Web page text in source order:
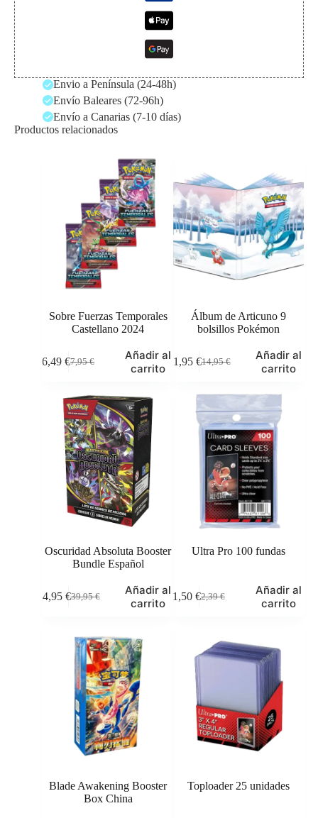
Envio a Península (24-48h)
Envío Baleares (72-96h)
Envío a Canarias (7-10 días)
Productos relacionados
Sobre Fuerzas Temporales
Castellano 2024
7,95€
El
original
era:
7,95 €.
6,49 €El
actual
es:
6,49 €.
Añadir al
carrito
Álbum de Articuno 9
bolsillos Pokémon
14,95€
El
original
era:
14,95 €.
11,95 €El
actual
es:
11,95 €.
Añadir al
carrito
Oscuridad Absoluta Booster
Bundle Español
39,95€
El
era:
39,95 €.
34,95 €El
es:
34,95 €.
Añadir al
carrito
Ultra Pro 100 fundas
2,39€
El
2,39 €.
1,50 €El
1,50 €.
Añadir al
carrito
Blade Awakening Booster
Box China
Toploader 25 unidades